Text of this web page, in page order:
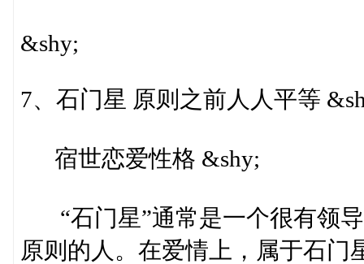
&shy;
7、石门星 原则之前人人平等
宿世恋爱性格 &shy;
“石门星”通常是一个很有领导
原则的人。在爱情上，属于石门